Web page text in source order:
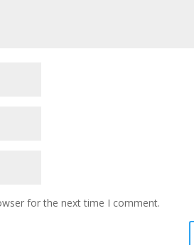
for the next time I comment.